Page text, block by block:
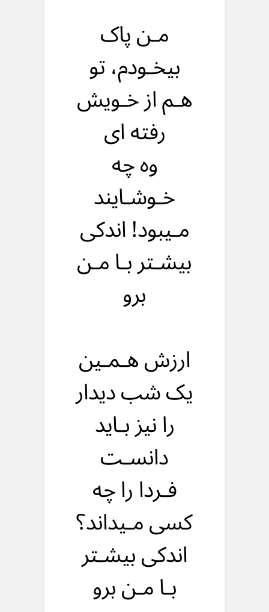
مـن پاک
بیخـودم، تو
هـم از خـویش
رفته ای
وه چه
خـوشـایند
مـیبود! اندکی
بیشـتر بـا مـن
برو
ارزش هـمـین
یک شب دیدار
را نیز بـاید
دانسـت
فـردا را چه
کسی مـیداند؟
اندکی بیشـتر
بـا مـن برو